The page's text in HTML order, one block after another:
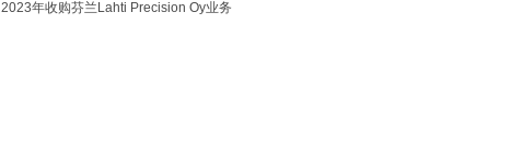
2023年收购芬兰Lahti Precision Oy业务